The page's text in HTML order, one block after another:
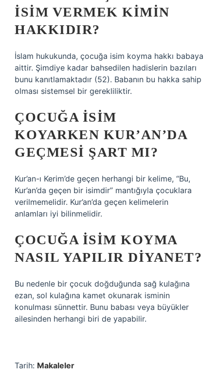
ISIM VERMEK KIMIN
HAKKIDIR?
İslam hukukunda, çocuğa isim koyma hakkı babaya
aittir. Şimdiye kadar bahsedilen hadislerin bazıları
bunu kanıtlamaktadır (52). Babanın bu hakka sahip
olması sistemsel bir gerekliliktir.
ÇOCUĞA ISIM
KOYARKEN KUR’AN’DA
GEÇMESI ŞART MI?
Kur’an-ı Kerim’de geçen herhangi bir kelime, “Bu,
Kur’an’da geçen bir isimdir” mantığıyla çocuklara
verilmemelidir. Kur’an’da geçen kelimelerin
anlamları iyi bilinmelidir.
ÇOCUĞA ISIM KOYMA
NASIL YAPILIR DIYANET?
Bu nedenle bir çocuk doğduğunda sağ kulağına
ezan, sol kulağına kamet okunarak isminin
konulması sünnettir. Bunu babası veya büyükler
ailesinden herhangi biri de yapabilir.
Tarih: Makaleler